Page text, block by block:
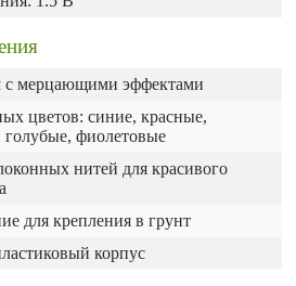
с мерцающими эффектами
цветов: синие, красные,
голубые, фиолетовые
нитей для красивого
для крепления в грунт
корпус